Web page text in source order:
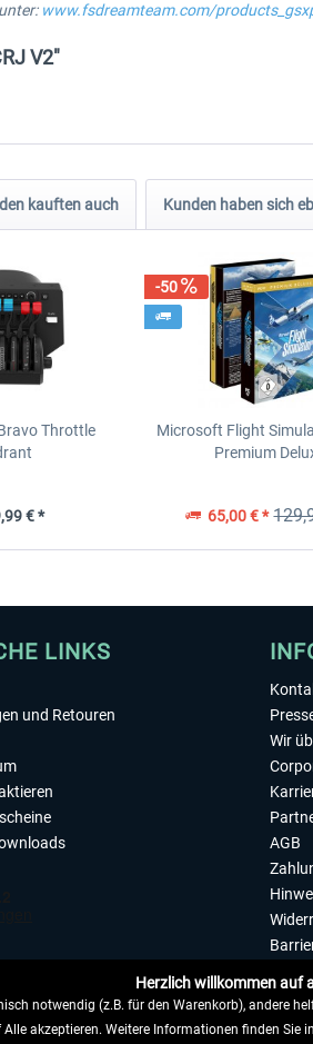
www.fsdreamteam.com/
V2"
kauften auch Kunden haben sich
Throttle
€ *
-50
Microsoft Flight
Premium
65,00 € *
LINKS
und Retouren
Wir
AGB
Herzlich willkommen auf
notwendig (z.B. für den Warenkorb), andere
akzeptieren. Weitere Informationen finden